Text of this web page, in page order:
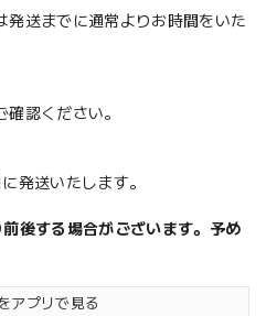
送までに通常よりお時間をいた
確認ください。
発送いたします。
後する場合がございます。予め
アプリで見る